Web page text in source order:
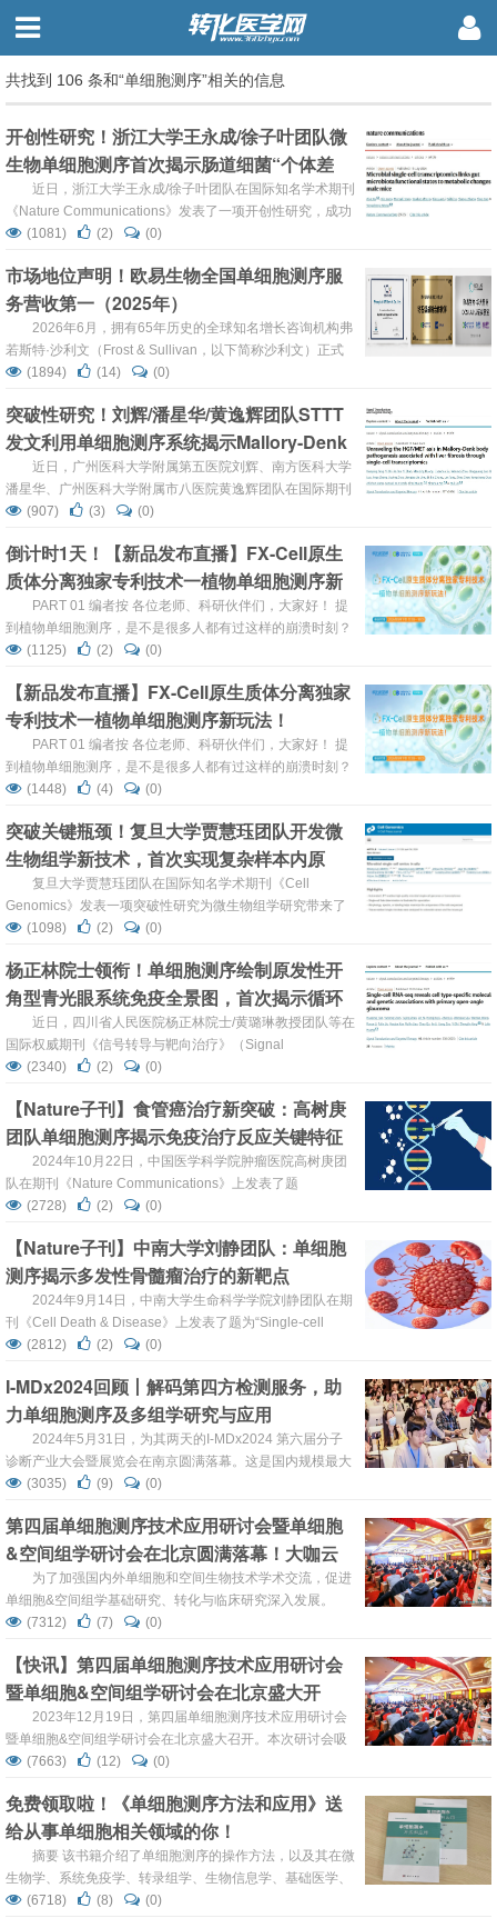
共找到 106 条和“单细胞测序”相关的信息
开创性研究！浙江大学王永成/徐子叶团队微
生物单细胞测序首次揭示肠道细菌“个体差
异”与糖尿病代谢变化的内在联系
近日，浙江大学王永成/徐子叶团队在国际知名学术期刊
《Nature Communications》发表了一项开创性研究，成功
利用微生物单细胞RNA测序技术，首次在小鼠模型中实现了
面的变化与宿主代谢紊乱——特别是2型糖尿病的发生发展
——建立了直接关联。这项为理解肠道微生物如何影响人体
健康提供了全新的视角和强大的技术工具。 ...
(1081) (2) (0)
市场地位声明！欧易生物全国单细胞测序服
务营收第一（2025年）
2026年6月，拥有65年历史的全球知名增长咨询机构弗
若斯特·沙利文（Frost & Sullivan，以下简称沙利文）正式
向欧易生物授予市场地位声明：全国单细胞测序服务营收第
若斯特·沙利文成立于1961年，是全球知名的增长咨询机
构。其"市场地位声明"并非企业自行申报的荣誉称号，而
(1894) (14) (0)
突破性研究！刘辉/潘星华/黄逸辉团队STTT
发文利用单细胞测序系统揭示Mallory-Denk
小体形成与肝纤维化进展的核心机制
近日，广州医科大学附属第五医院刘辉、南方医科大学
潘星华、广州医科大学附属市八医院黄逸辉团队在国际期刊
《Signal Transduction and Targeted Therapy》发表一项
细胞精度上系统阐释了慢性肝病中Mallory-Denk小体
（MDBs）形成与肝纤维化进展的核心机制。该研究不仅发
现了一个与肝细胞癌进展密切相关的全...
(907) (3) (0)
倒计时1天！【新品发布直播】FX-Cell原生
质体分离独家专利技术一植物单细胞测序新
玩法！
PART 01 编者按 各位老师、科研伙伴们，大家好！ 提
到植物单细胞测序，是不是很多人都有过这样的崩溃时刻？
植物细胞壁难以高效消化、田间样本无法实时处理 传统原生
源的转录本信息 别慌！今天这场直播，我们就是来解决这些
“老大难” 问题的！ 由转化医学网 & 欧易生物联合推出的重
磅直播 ——《FX-Cell 原生...
(1125) (2) (0)
【新品发布直播】FX-Cell原生质体分离独家
专利技术一植物单细胞测序新玩法！
PART 01 编者按 各位老师、科研伙伴们，大家好！ 提
到植物单细胞测序，是不是很多人都有过这样的崩溃时刻？
植物细胞壁难以高效消化、田间样本无法实时处理 传统原生
源的转录本信息 别慌！今天这场直播，我们就是来解决这些
“老大难” 问题的！ 由转化医学网 & 欧易生物联合推出的重
磅直播 ——《FX-Cel...
(1448) (4) (0)
突破关键瓶颈！复旦大学贾慧珏团队开发微
生物组学新技术，首次实现复杂样本内原
位、高精度微生物单细胞测序
复旦大学贾慧珏团队在国际知名学术期刊《Cell
Genomics》发表一项突破性研究为微生物组学研究带来了
革命性的新工具。研究团队成功开发并应用了一项基于激光
技术，首次实现了在复杂样本（如小鼠肠道、人类唾液乃至
肿瘤组织切片）中原位、高精度地获取单个微生物细胞，并
完成高质量的基因组或转录组测序。该研究能直...
(1098) (2) (0)
杨正林院士领衔！单细胞测序绘制原发性开
角型青光眼系统免疫全景图，首次揭示循环
免疫双重失调致视网膜神经节细胞损伤新机
制
近日，四川省人民医院杨正林院士/黄璐琳教授团队等在
国际权威期刊《信号转导与靶向治疗》（Signal
Transduction and Targeted Therapy，IF=52.7）发表了一
研究通过对110名原发性开角型青光眼患者及110名健康对
照的外周血单个核细胞（PBMCs）进行单细胞RNA测序
（scRNA-seq），结合基因组学与...
(2340) (2) (0)
【Nature子刊】食管癌治疗新突破：高树庚
团队单细胞测序揭示免疫治疗反应关键特征
2024年10月22日，中国医学科学院肿瘤医院高树庚团
队在期刊《Nature Communications》上发表了题
为“Single-cell sequencing reveals immune features of
in esophageal squamous cell carci...
(2728) (2) (0)
【Nature子刊】中南大学刘静团队：单细胞
测序揭示多发性骨髓瘤治疗的新靶点
2024年9月14日，中南大学生命科学学院刘静团队在期
刊《Cell Death & Disease》上发表了题为“Single-cell
sequencing analysis of multiple myeloma heterogeneity
团队的研究，为MM中B细胞的发育和浆细胞的异...
(2812) (2) (0)
I-MDx2024回顾丨解码第四方检测服务，助
力单细胞测序及多组学研究与应用
2024年5月31日，为其两天的I-MDx2024 第六届分子
诊断产业大会暨展览会在南京圆满落幕。这是国内规模最大
最具影响力的分子诊断产业大会暨展览会，吸引到100+诊
作为基因测序行业第四方检测公共服务平台，一直以来专注
于基因组、转录组、单细胞等多组学服务，致力于为客户提
供多快好省稳的测序和检测服务。 ...
(3035) (9) (0)
第四届单细胞测序技术应用研讨会暨单细胞
&空间组学研讨会在北京圆满落幕！大咖云
集，共话单细胞发展新篇章!
为了加强国内外单细胞和空间生物技术学术交流，促进
单细胞&空间组学基础研究、转化与临床研究深入发展。
2023年12月19-20日，第四届单细胞测序技术应用研讨会暨
了领域内知名研究者、技术专家、应用专家参加，会议为期
两天，以“单细胞测序技术应用”和“单细胞&空间组学”为主
题，围绕研究热点、技术进展、应用场...
(7312) (7) (0)
【快讯】第四届单细胞测序技术应用研讨会
暨单细胞&空间组学研讨会在北京盛大开
幕！2023年12月19日，第四届单细胞测序技术应用研讨会
暨单细胞&空间组学研讨会在北京盛大召开。本次研讨会吸
引了领域内知名研究者、技术专家、应用专家，通过分享研
分析及机遇与挑战等话题，对单细胞组学技术做了深入的交
流与探讨。现场大咖云集、精彩纷呈。 19日下午，在主持
人转化医学网CEO潘刘阳先生的主...
(7663) (12) (0)
免费领取啦！《单细胞测序方法和应用》送
给从事单细胞相关领域的你！
摘要 该书籍介绍了单细胞测序的操作方法，以及其在微
生物学、系统免疫学、转录组学、生物信息学、基础医学、
临床医学中特别是呼吸内科，肿瘤科等学科中的具体应用，
(6718) (8) (0)